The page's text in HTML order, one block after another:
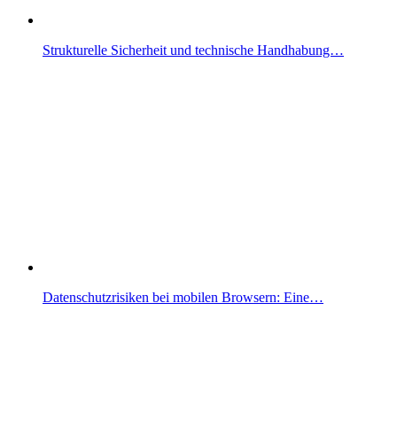
Strukturelle Sicherheit und technische Handhabung…
Datenschutzrisiken bei mobilen Browsern: Eine…